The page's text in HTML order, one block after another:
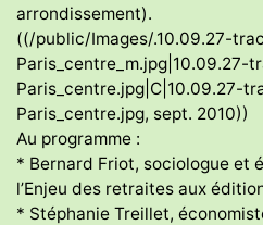
arrondissement).
((/public/Images/.10.09.27-
Paris_centre_m.jpg|10.09.27-
Paris_centre.jpg|C|10.09.27-
Paris_centre.jpg, sept. 2010))
Au programme :
* Bernard Friot, sociologue et
l’Enjeu des retraites aux
* Stéphanie Treillet,